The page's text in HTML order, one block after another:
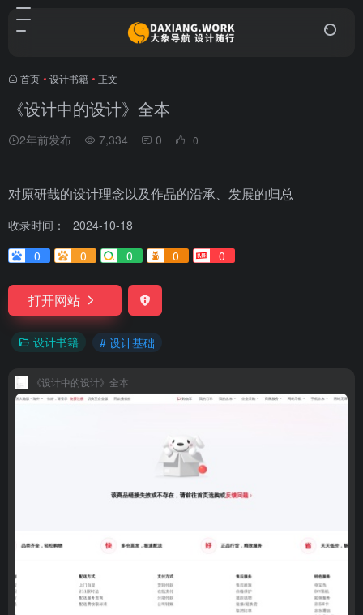
首页 • 设计书籍 • 正文
《设计中的设计》全本
2年前发布 7,334 0 0
对原研哉的设计理念以及作品的沿承、发展的归总
收录时间：
2024-10-18
0
0 0 0 0
打开网站
设计书籍 # 设计基础
《设计中的设计》全本